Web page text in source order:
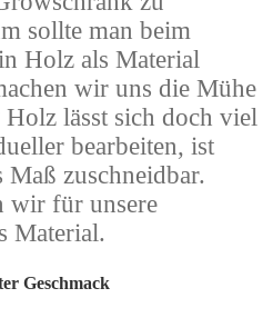
sollte man beim
Holz als Material
wir uns die Mühe
lässt sich doch viel
bearbeiten, ist
zuschneidbar.
wir für unsere
Material.
Geschmack